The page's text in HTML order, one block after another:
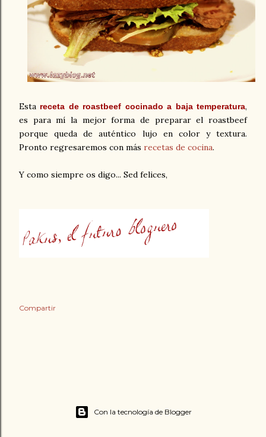
Esta receta de roastbeef cocinado a baja temperatura,
es para mí la mejor forma de preparar el roastbeef
porque queda de auténtico lujo en color y textura.
Pronto regresaremos con más recetas de cocina.
Y como siempre os digo... Sed felices,
Compartir
Con la tecnología de Blogger